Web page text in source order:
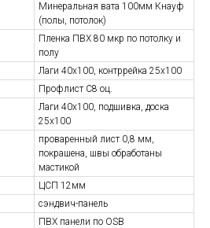
Минеральная вата 100мм Кнауф
(полы, потолок)
Пленка ПВХ 80 мкр по потолку и
полу
Лаги 40х100, контррейка 25х100
Профлист С8 оц.
Лаги 40х100, подшивка, доска
25х100
проваренный лист 0,8 мм,
покрашена, швы обработаны
мастикой
ЦСП 12мм
сэндвич-панель
ПВХ панели по OSB